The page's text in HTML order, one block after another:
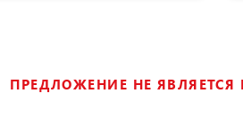
ПРЕДЛОЖЕНИЕ НЕ